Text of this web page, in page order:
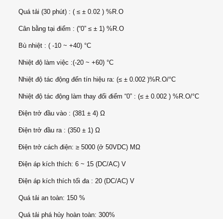
Quá tải (30 phút) : ( ≤ ± 0.02 ) %R.O
Cân bằng tại điểm : (“0” ≤ ± 1) %R.O
Bù nhiệt : ( -10 ~ +40) °C
Nhiệt độ làm việc :(-20 ~ +60) °C
Nhiệt độ tác động đến tín hiệu ra: (≤ ± 0.002 )%R.O/°C
Nhiệt độ tác động làm thay đổi điểm “0” : (≤ ± 0.002 ) %R.O/°C
Điện trở đầu vào : (381 ± 4) Ω
Điện trở đầu ra : (350 ± 1) Ω
Điện trở cách điện: ≥ 5000 (ở 50VDC) MΩ
Điện áp kích thích: 6 ~ 15 (DC/AC) V
Điện áp kích thích tối đa : 20 (DC/AC) V
Quá tải an toàn: 150 %
Quá tải phá hủy hoàn toàn: 300%